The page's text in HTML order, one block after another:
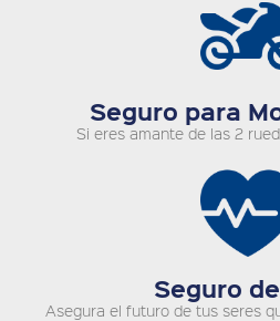
Seguro para
Si eres amante de las 2
Seguro
Asegura el futuro de tus seres